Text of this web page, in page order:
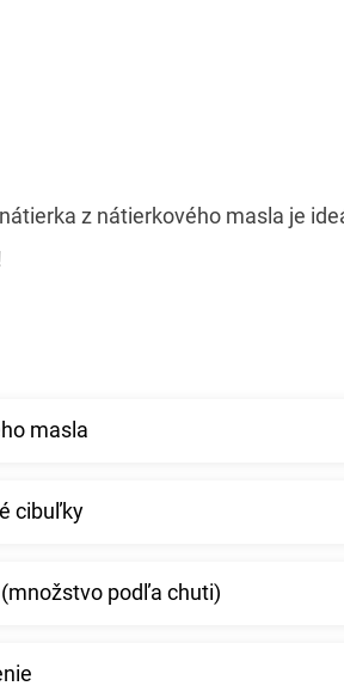
z nátierkového masla je
masla
cibuľky
podľa chuti)